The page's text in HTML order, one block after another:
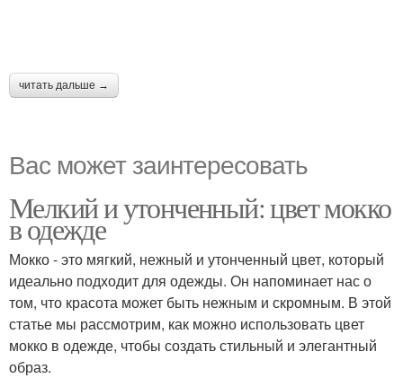
читать дальше →
Вас может заинтересовать
Мелкий и утонченный: цвет мокко
в одежде
Мокко - это мягкий, нежный и утонченный цвет, который
идеально подходит для одежды. Он напоминает нас о
том, что красота может быть нежным и скромным. В этой
статье мы рассмотрим, как можно использовать цвет
мокко в одежде, чтобы создать стильный и элегантный
образ.